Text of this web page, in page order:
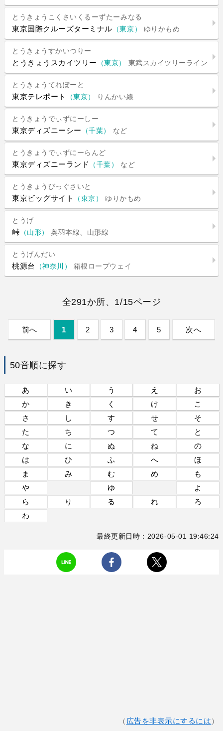
とうきょうこくさいくるーずたーみなる
東京国際クルーズターミナル （東京） ゆりかもめ
とうきょうすかいつりー
とうきょうスカイツリー （東京） 東武スカイツリーライン
とうきょうてれぽーと
東京テレポート （東京） りんかい線
とうきょうでぃずにーしー
東京ディズニーシー （千葉） など
とうきょうでぃずにーらんど
東京ディズニーランド （千葉） など
とうきょうびっぐさいと
東京ビッグサイト （東京） ゆりかもめ
とうげ
峠 （山形） 奥羽本線、山形線
とうげんだい
桃源台 （神奈川） 箱根ロープウェイ
全291か所、1/15ページ
前へ 1 2 3 4 5 次へ
50音順に探す
あ い う え
お
か
き く け
こ
さ
し す せ
そ
た
ち つ て
と
な
に ぬ ね
の
は
ひ ふ へ
ほ
ま
み む め
も
や
ゆ
よ
ら
り る れ
ろ
わ
最終更新日時：2026-05-01 19:46:24
（ 広告を非表示にするには）